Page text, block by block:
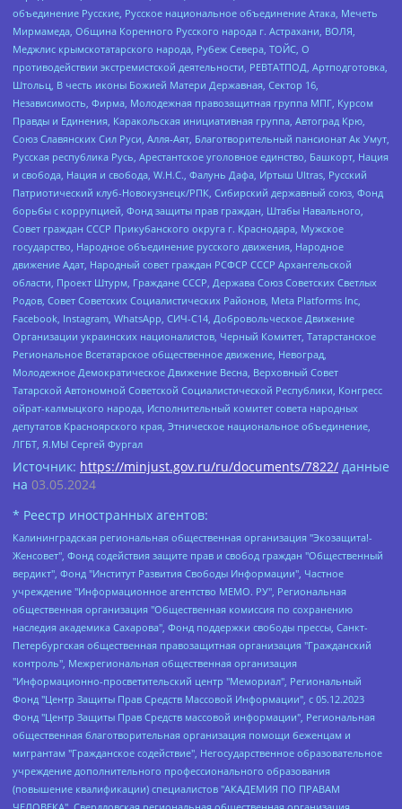
объединение Русские, Русское национальное объединение Атака, Мечеть
Мирмамеда, Община Коренного Русского народа г. Астрахани, ВОЛЯ,
Меджлис крымскотатарского народа, Рубеж Севера, ТОЙС, О
противодействии экстремистской деятельности, РЕВТАТПОД, Артподготовка,
Штольц, В честь иконы Божией Матери Державная, Сектор 16,
Независимость, Фирма, Молодежная правозащитная группа МПГ, Курсом
Правды и Единения, Каракольская инициативная группа, Автоград Крю,
Союз Славянских Сил Руси, Алля-Аят, Благотворительный пансионат Ак Умут,
Русская республика Русь, Арестантское уголовное единство, Башкорт, Нация
и свобода, Нация и свобода, W.H.С., Фалунь Дафа, Иртыш Ultras, Русский
Патриотический клуб-Новокузнецк/РПК, Сибирский державный союз, Фонд
борьбы с коррупцией, Фонд защиты прав граждан, Штабы Навального,
Совет граждан СССР Прикубанского округа г. Краснодара, Мужское
государство, Народное объединение русского движения, Народное
движение Адат, Народный совет граждан РСФСР СССР Архангельской
области, Проект Штурм, Граждане СССР, Держава Союз Советских Светлых
Родов, Совет Советских Социалистических Районов, Meta Platforms Inc,
Facebook, Instagram, WhatsApp, СИЧ-С14, Добровольческое Движение
Организации украинских националистов, Черный Комитет, Татарстанское
Региональное Всетатарское общественное движение, Невоград,
Молодежное Демократическое Движение Весна, Верховный Совет
Татарской Автономной Советской Социалистической Республики, Конгресс
ойрат-калмыцкого народа, Исполнительный комитет совета народных
депутатов Красноярского края, Этническое национальное объединение,
ЛГБТ, Я.МЫ Сергей Фургал
Источник: https://minjust.gov.ru/ru/documents/7822/ данные
на 03.05.2024
* Реестр иностранных агентов:
Калининградская региональная общественная организация "Экозащита!-Женсовет", Фонд содействия защите прав и свобод граждан "Общественный вердикт", Фонд "Институт Развития Свободы Информации", Частное учреждение "Информационное агентство МЕМО. РУ", Региональная общественная организация "Общественная комиссия по сохранению наследия академика Сахарова", Фонд поддержки свободы прессы, Санкт-Петербургская общественная правозащитная организация "Гражданский контроль", Межрегиональная общественная организация "Информационно-просветительский центр "Мемориал", Региональный Фонд "Центр Защиты Прав Средств Массовой Информации", с 05.12.2023 Фонд "Центр Защиты Прав Средств массовой информации", Региональная общественная благотворительная организация помощи беженцам и мигрантам "Гражданское содействие", Негосударственное образовательное учреждение дополнительного профессионального образования (повышение квалификации) специалистов "АКАДЕМИЯ ПО ПРАВАМ ЧЕЛОВЕКА", Свердловская региональная общественная организация "Сутяжник", Автономная некоммерческая организация "Центр независимых социологических исследований", Союз общественных объединений "Российский исследовательский центр по правам человека", Региональное общественное учреждение научно-информационный центр "МЕМОРИАЛ", Некоммерческая организация "Фонд защиты гласности", Автономная некоммерческая организация "Институт прав человека", Городская общественная организация "Екатеринбургское общество "МЕМОРИАЛ", Городская общественная организация "Рязанское историко-просветительское и правозащитное общество "Мемориал" (Рязанский Мемориал), Челябинский региональный орган общественной самодеятельности – женское общественное объединение "Женщины Евразии", Челябинский региональный орган общественной самодеятельности "Уральская правозащитная группа", Фонд содействия защите здоровья и социальной справедливости имени Андрея Рылькова, Автономная Некоммерческая Организация "Аналитический Центр Юрия Левады", Автономная некоммерческая организация социальной поддержки населения "Проект Апрель", Региональная общественная организация помощи женщинам и детям, находящимся в кризисной ситуации "Информационно-методический центр "Анна", Фонд содействия развитию массовых коммуникаций и правовому просвещению "Так-так-Так", Фонд содействия устойчивому развитию "Серебряная тайга", Свердловский региональный общественный фонд социальных проектов "Новое время", "Idel.Реалии", Кавказ.Реалии, Крым.Реалии, Телеканал Настоящее Время, Татаро-башкирская служба Радио Свобода (Azatliq Radiosi), Радио Свободная Европа/Радио Свобода (PCE/PC), "Сибирь.Реалии", "Фактограф", Благотворительный фонд помощи осужденным и их семьям, Автономная некоммерческая организация "Институт глобализации и социальных движений", Фонд "В защиту прав заключенных", Частное учреждение "Центр поддержки и содействия развитию средств массовой информации", Пензенский региональный общественный благотворительный фонд "Гражданский союз", "Север.Реалии", Некоммерческая организация Фонд "Правовая инициатива", Общество с ограниченной ответственностью "Радио Свободная Европа/Радио Свобода", Чешское информационное агентство "MEDIUM-ORIENT", Красноярская региональная общественная организация "Мы против СПИДа", Камалягин Денис Николаевич, Маркелов Сергей Евгеньевич, Пономарев Лев Александрович, Савицкая Людмила Алексеевна, Автономная некоммерческая организация "Центр по работе с проблемой насилия "НАСИЛИЮ.НЕТ", Межрегиональный профессиональный союз работников здравоохранения "Альянс врачей", Юридическое лицо, зарегистрированное в Латвийской Республике, SIA "Medusa Project" (регистрационный номер 40103797863, дата регистрации 10.06.2014), Некоммерческая организация "Фонд по борьбе с коррупцией", Автономная некоммерческая организация "Институт права и публичной политики", Баданин Роман Сергеевич, Гликин Максим Александрович, Железнова Мария Михайловна, Лукьянова Юлия Сергеевна, Маетная Елизавета Витальевна, Маняхин Петр Борисович, Чуракова Ольга Владимировна, Ярош Юлия Петровна, Юридическое лицо "The Insider SIA", зарегистрированное в Риге, Латвийская Республика (дата регистрации 26.06.2015), являющееся администратором доменного имени интернет-издания "The Insider SIA", https://theins.ru, Постернак Алексей Евгеньевич, Рубин Михаил Аркадьевич, Анин Роман Александрович, Юридическое лицо Istories fonds, зарегистрированное в Латвийской Республике (регистрационный номер 50008295751, дата регистрации 24.02.2020), Великовский Дмитрий Александрович, Долинина Ирина Николаевна, Мароховская Алеся Алексеевна, Шлейнов Роман Юрьевич, Шмагун Олеся Валентиновна, Общество с ограниченной ответственностью "Альтаир 2021", Общество с ограниченной ответственностью "Вега 2021", Общество с ограниченной ответственностью "Главный редактор 2021", Общество с ограниченной ответственностью "Ромашки монолит", Важенков Артем Валерьевич, Ивановская областная общественная организация "Центр гендерных исследований", Гурман Юрий Альбертович, Медиапроект "ОВД-Инфо", Егоров Владимир Владимирович, Жилинский Владимир Александрович, Общество с ограниченной ответственностью "ЗП", Иванова София Юрьевна, Карезина Инна Павловна, Кильтау Екатерина Викторовна, Петров Алексей Викторович, Пискунов Сергей Евгеньевич, Смирнов Сергей Сергеевич, Тихонов Михаил Сергеевич, Общество с ограниченной ответственностью "ЖУРНАЛИСТ-ИНОСТРАННЫЙ АГЕНТ", Арапова Галина Юрьевна, Вольтская Татьяна Анатольевна, Американская компания "Mason G.E.S. Anonymous Foundation" (США), являющаяся владельцем интернет-издания https://mnews.world/, Компания "Stichting Bellingcat", зарегистрированная в Нидерландах (дата регистрации 11.07.2018), Захаров Андрей Вячеславович, Клепиковская Екатерина Дмитриевна, Общество с ограниченной ответственностью "МЕМО", Перл Роман Александрович, Симонов Евгений Алексеевич, Соловьева Елена Анатольевна, Сотников Даниил Владимирович, Сурначева Елизавета Дмитриевна, Автономная некоммерческая организация по защите прав человека и информированию населения "Якутия – Наше Мнение", Общество с ограниченной ответственностью "Москоу диджитал медиа", с 26.01.2023 Общество с ограниченной ответственностью "Чайка Белые сады", Ветошкина Валерия Валерьевна, Заговора Максим Александрович, Межрегиональное общественное движение "Российская ЛГБТ - сеть", Оленичев Максим Владимирович, Павлов Иван Юрьевич, Скворцова Елена Сергеевна, Общество с ограниченной ответственностью "Как бы инагент", Кочетков Игорь Викторович, Общество с ограниченной ответственностью "Честные выборы", Еланчик Олег Александрович, Общество с ограниченной ответственностью "Нобелевский призыв", Гималова Регина Эмилевна, Григорьев Андрей Валерьевич, Григорьева Алина Александровна, Ассоциация по содействию защите прав призывников, альтернативнослужащих и военнослужащих "Правозащитная группа "Гражданин.Армия.Право", Хисамова Регина Фаритовна, Автономная некоммерческая организация по реализации социально-правовых программ "Лилит", Дальневосточное общественное движение "Маяк", Санкт-Петербургская ЛГБТ-инициативная группа "Выход", Инициативная группа ЛГБТ+ "Реверс", Алексеев Андрей Викторович, Бекбулатова Таисия Львовна, Беляев Иван Михайлович, Владыкина Елена Сергеевна, Гельман Марат Александрович, Никульшина Вероника Юрьевна, Толоконникова Надежда Андреевна, Шендерович Виктор Анатольевич, Общество с ограниченной ответственностью "Данное сообщение", Общество с ограниченной ответственностью Издательский дом "Новая глава", Айнбиндер Александра Александровна, Московский комьюнити-центр для ЛГБТ+инициатив, Благотворительный фонд развития филантропии, Deutsche Welle (Германия, Kurt-Schumacher-Strasse 3, 53113 Bonn), Борзунова Мария Михайловна, Воробьев Виктор Викторович, Голубева Анна Львовна, Константинова Алла Михайловна, Малкова Ирина Владимировна, Мурадов Мурад Абдулгалимович, Осетинская Елизавета Николаевна, Понасенков Евгений Николаевич, Ганапольский Матвей Юрьевич, Киселев Евгений Алексеевич, Борухович Ирина Григорьевна, Дремин Иван Тимофеевич, Дубровский Дмитрий Викторович, Красноярская региональная общественная организация поддержки и развития альтернативных образовательных технологий и межкультурных коммуникаций "ИНТЕРРА", Маяковская Екатерина Алексеевна, Фейгин Марк Захарович, Филимонов Андрей Викторович, Дзугкоева Регина Николаевна, Доброхотов Роман Александрович, Дудь Юрий Александрович, Елкин Сергей Владимирович, Кругликов Кирилл Игоревич, Сабунаева Мария Леонидовна, Семенов Алексей Владимирович, Шаинян Карен Багратович, Шульман Екатерина Михайловна, Асафьев Артур Валерьевич, Вахштайн Виктор Семенович, Венедиктов Алексей Алексеевич, Лушникова Екатерина Евгеньевна, Волков Леонид Михайлович, Невзоров Александр Глебович, Пархоменко Сергей Борисович, Сироткин Ярослав Николаевич, Кара-Мурза Владимир Владимирович, Баранова Наталья Владимировна, Гозман Леонид Яковлевич, Кагарлицкий Борис Юльевич, Климарев Михаил Валерьевич, Милов Владимир Станиславович, Автономная некоммерческая организация Краснодарский центр современного искусства "Типография", Моргенштерн Алишер Тагирович, Соболь Любовь Эдуардовна, Общество с ограниченной ответственностью "ЛИЗА НОРМ", Каспаров Гарри Кимович, Ходорковский Михаил Борисович, Общество с ограниченной ответственностью "Апрельские тезисы", Данилович Ирина Брониславовна, Кашин Олег Владимирович, Петров Николай Владимирович, Пивоваров Алексей Владимирович, Соколов Михаил Владимирович, Цветкова Юлия Владимировна, Чичваркин Евгений Александрович, Комитет против пыток/Команда против пыток, Общество с ограниченной ответственностью "Первый научный", Общество с ограниченной ответственностью "Вертолет и ко", Белоцерковская Вероника Борисовна, Кац Максим Евгеньевич, Лазарева Татьяна Юрьевна, Шаведдинов Руслан Табризович, Яшин Илья Валерьевич, Общество с ограниченной ответственностью "Иноагент ААВ", Алешковский Дмитрий Петрович, Альбац Евгения Марковна, Быков Дмитрий Львович, Галямина Юлия Евгеньевна, Лойко Сергей Леонидович, Мартынов Кирилл Константинович, Медведев Сергей Александрович, Крашенинников Федор Геннадиевич, Гордеева Катерина Вл